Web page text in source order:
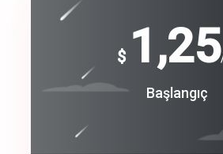
$ 1,25
Başlangıç
Free
Basic